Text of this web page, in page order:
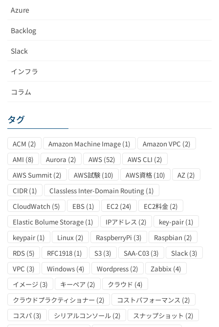
Azure
Backlog
Slack
インフラ
コラム
タグ
ACM (2) Amazon Machine Image (1) Amazon VPC (2)
AMI (8) Aurora (2) AWS (52) AWS CLI (2)
AWS Summit (2) AWS試験 (10) AWS資格 (10) AZ (2)
CIDR (1) Classless Inter-Domain Routing (1)
CloudWatch (5) EBS (1) EC2 (24) EC2料金 (2)
Elastic Bolume Storage (1) IPアドレス (2) key-pair (1)
keypair (1) Linux (2) RaspberryPi (3) Raspbian (2)
RDS (5) RFC1918 (1) S3 (3) SAA-C03 (3) Slack (3)
VPC (3) Windows (4) Wordpress (2) Zabbix (4)
イメージ (3) キーペア (2) クラウド (4)
クラウドプラクティショナー (2) コストパフォーマンス (2)
コスパ (3) シリアルコンソール (2) スナップショット (2)